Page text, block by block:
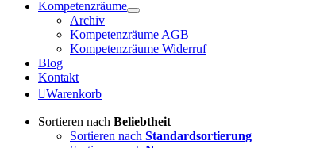
Kompetenzräume
Archiv
Kompetenzräume AGB
Kompetenzräume Widerruf
Blog
Kontakt
Warenkorb
Sortieren nach Beliebtheit
Sortieren nach Standardsortierung